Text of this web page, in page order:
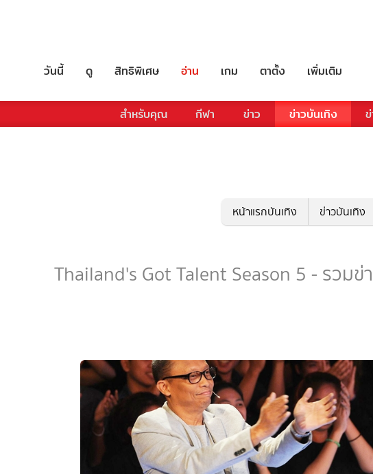
วันนี้ ดู สิทธิพิเศษ อ่าน เกม ตาตั้ง เพิ่มเติม
สำหรับคุณ กีฬา ข่าว ข่าวบันเทิง
หน้าแรกบันเทิง ข่าวบันเทิง
Thailand's Got Talent Season 5 - รวม